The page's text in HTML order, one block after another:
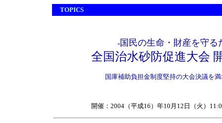
TOPICS
-国民の生命・財産を守る
全国治水砂防促進大会
国庫補助負担金制度堅持の大会決議を
開催：2004（平成16）年10月12日（火